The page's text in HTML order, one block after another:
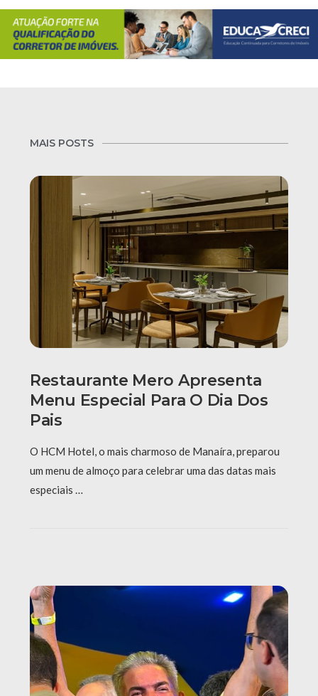
MAIS POSTS
Restaurante Mero Apresenta
Menu Especial Para O Dia Dos
Pais
O HCM Hotel, o mais charmoso de Manaíra, preparou
um menu de almoço para celebrar uma das datas mais
especiais …